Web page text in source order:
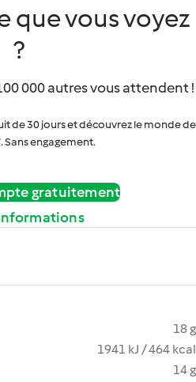
que vous voyez
?
000 autres vous attendent !
de 30 jours et découvrez le monde de
engagement.
gratuitement
18 g
1941 kJ / 464 kcal
14 g